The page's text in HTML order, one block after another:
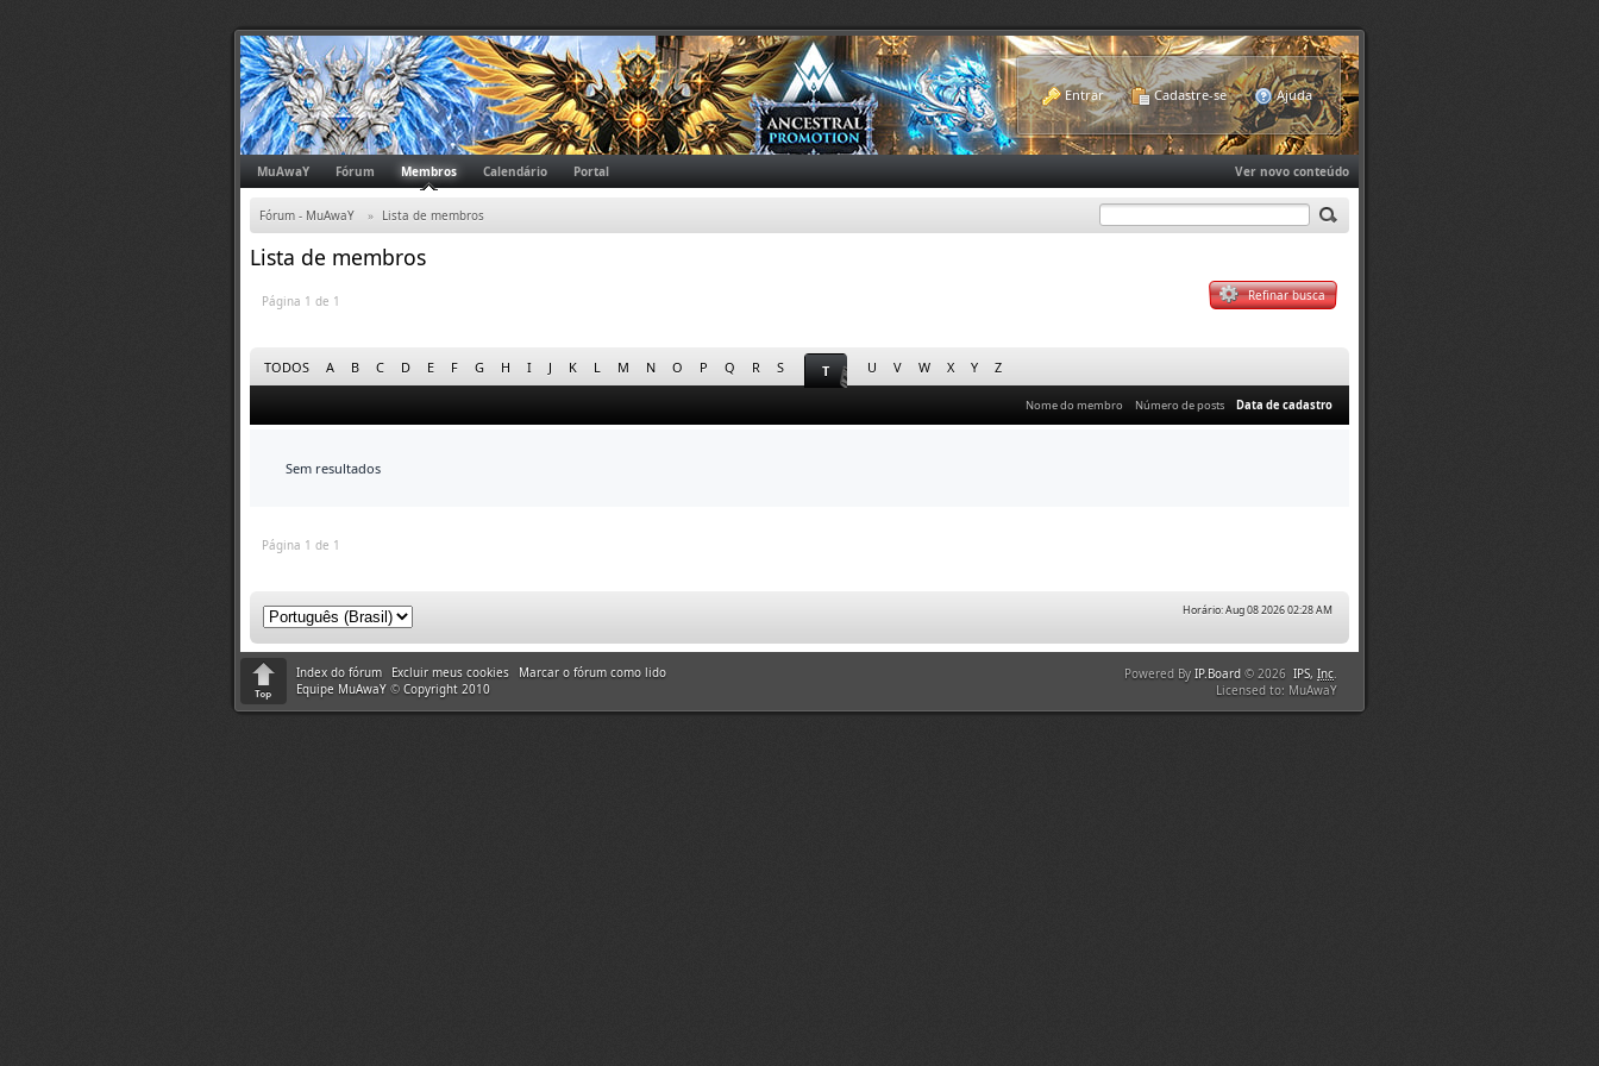
Entrar Cadastre-se Ajuda
MuAwaY Fórum Membros Calendário Portal Ver novo conteúdo
Fórum - MuAwaY » Lista de membros
Lista de membros
Página 1 de 1 Refinar busca
TODOS A B C D E F G H I J K L M N O P Q R S T U V W X Y Z
Nome do membro Número de posts Data de cadastro
Sem resultados
Página 1 de 1
Horário: Aug 08 2026 02:28 AM
Index do fórum Excluir meus cookies
Marcar o fórum como lido
Equipe MuAwaY © Copyright 2010
Powered By IP.Board © 2026 IPS, Inc.
Licensed to: MuAwaY